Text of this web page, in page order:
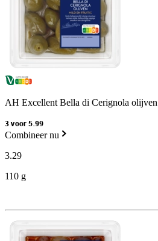
AH Excellent Bella di Cerignola olijven
3 voor 5.99
Combineer nu
3.29
110 g